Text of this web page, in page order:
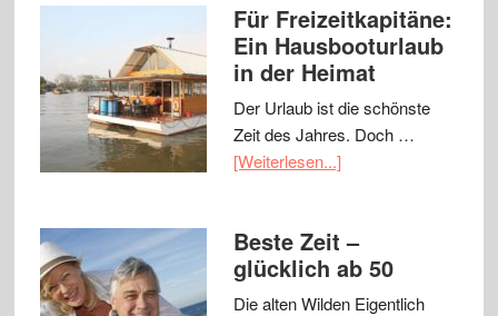
Für Freizeitkapitäne:
Ein Hausbooturlaub
in der Heimat
Der Urlaub ist die schönste
Zeit des Jahres. Doch …
[Weiterlesen...]
Beste Zeit –
glücklich ab 50
Die alten Wilden Eigentlich